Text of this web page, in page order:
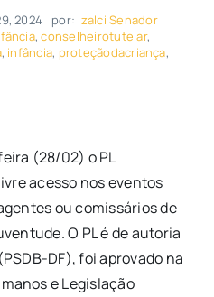
2024 por: Izalci Senador
,conselheirotutelar,
, infância, proteçãodacriança,
(28/02) o PL
acesso nos eventos
ou comissários de
O PL é de autoria
DF), foi aprovado na
e Legislação